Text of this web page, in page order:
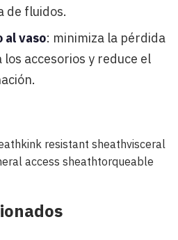
de fluidos.
al vaso: minimiza la pérdida
accesorios y reduce el
kink resistant sheathvisceral
access sheathtorqueable